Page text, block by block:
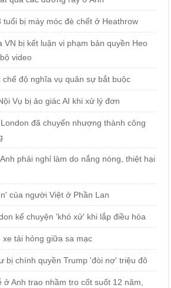
tuổi bị máy móc đè chết ở Heathrow
VN bị kết luận vi phạm bản quyền Heo
video
độ nghĩa vụ quân sự bắt buộc
Vụ bị ảo giác AI khi xử lý đơn
đã chuyển nhượng thành công
phải nghỉ làm do nắng nóng, thiệt hại
của người Việt ở Phần Lan
kể chuyện 'khó xử' khi lắp điều hòa
tải hỏng giữa sa mạc
bị chính quyền Trump 'đòi nợ' triệu đô
ở Anh trao nhầm tro cốt suốt 12 năm,